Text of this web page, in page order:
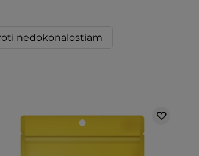
nedokonalostiam